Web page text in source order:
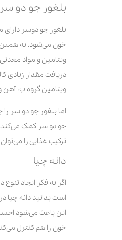
بلغور جو دو سر
بلغور جو دوسر دارای
خون می‌شود. به همین
ویتامین و مواد
دریافت مقدار زیادی
ویتامین گروه ب،
اما بلغور جو دو سر
جو دو سر کمک می‌کند
ترکیب غذایی را
دانه چیا
اگر به فکر ایجاد
این باعث می‌شود
خون را هم کنترل